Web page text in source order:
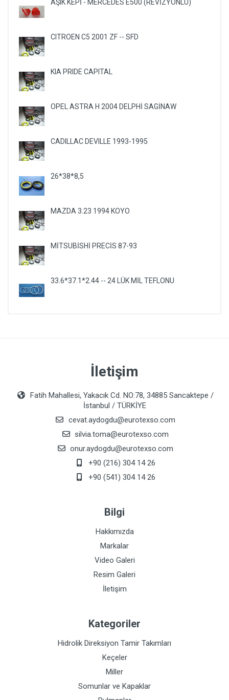
AŞIK KEPİ - MERCEDES E500 (REVİZYONLU)
CITROEN C5 2001 ZF -- SFD
KIA PRIDE CAPITAL
OPEL ASTRA H 2004 DELPHİ SAGİNAW
CADILLAC DEVILLE 1993-1995
26*38*8,5
MAZDA 3.23 1994 KOYO
MİTSUBİSHİ PRECİS 87-93
33.6*37.1*2.44 -- 24 LÜK MİL TEFLONU
İletişim
Fatih Mahallesi, Yakacık Cd. NO:78, 34885 Sancaktepe /
İstanbul / TÜRKİYE
cevat.aydogdu@eurotexso.com
silvia.toma@eurotexso.com
onur.aydogdu@eurotexso.com
+90 (216) 304 14 26
+90 (541) 304 14 26
Bilgi
Hakkımızda
Markalar
Video Galeri
Resim Galeri
İletişim
Kategoriler
Hidrolik Direksiyon Tamir Takımları
Keçeler
Miller
Somunlar ve Kapaklar